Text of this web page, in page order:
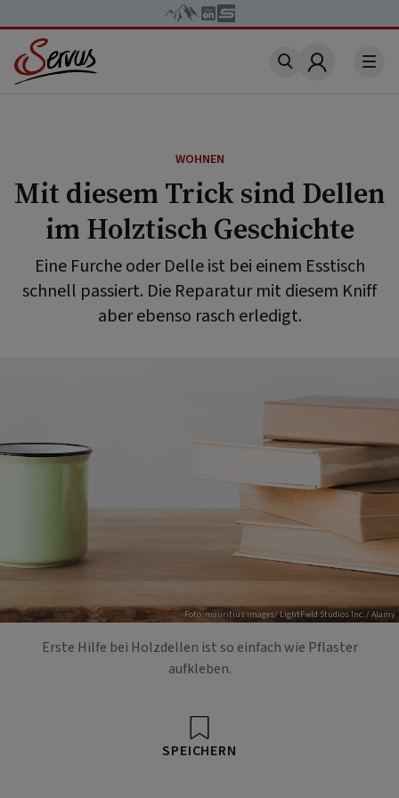
Account
WOHNEN
Mit diesem Trick sind Dellen
im Holztisch Geschichte
Eine Furche oder Delle ist bei einem Esstisch
schnell passiert. Die Reparatur mit diesem Kniff
aber ebenso rasch erledigt.
Foto: mauritius images/ LightField Studios Inc. / Alamy
Erste Hilfe bei Holzdellen ist so einfach wie Pflaster
aufkleben.
SPEICHERN